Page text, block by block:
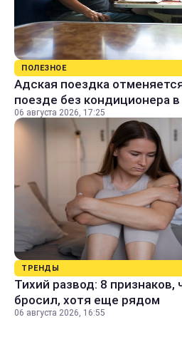
ПОЛЕЗНОЕ
Адская поездка
поезде без кондиционера
06 августа 2026, 17:25
ТРЕНДЫ
Тихий развод: 8 признаков,
бросил, хотя еще рядом
06 августа 2026, 16:55